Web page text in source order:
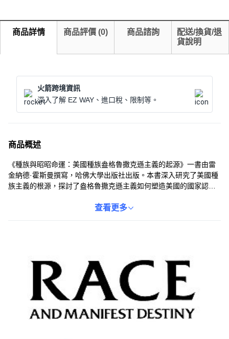
商品詳情 商品評價 (0) 商品諮詢
配送/換貨/退
貨說明
火箭跨境資訊
深入了解 EZ WAY、進口稅、限制等。
商品概述
《種族與昭昭命運：美國種族盎格魯撒克遜主義的起源》一書由雷
金納德·霍斯曼撰寫，哈佛大學出版社出版。本書深入研究了美國種
族主義的根源，探討了盎格魯撒克遜主義如何塑造美國的國家認同
念在美國歷史進程中的重要作用。本書適合對美國歷史、種族研究
查看更多